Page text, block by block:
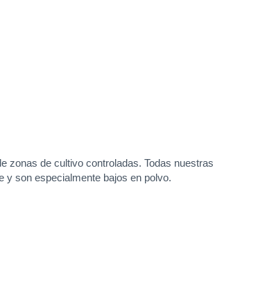
zonas de cultivo controladas. Todas nuestras
y son especialmente bajos en polvo.